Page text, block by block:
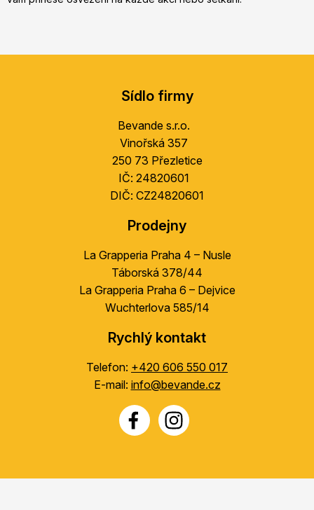
Sídlo firmy
Bevande s.r.o.
Vinořská 357
250 73 Přezletice
IČ: 24820601
DIČ: CZ24820601
Prodejny
La Grapperia Praha 4 – Nusle
Táborská 378/44
La Grapperia Praha 6 – Dejvice
Wuchterlova 585/14
Rychlý kontakt
Telefon: +420 606 550 017
E-mail: info@bevande.cz